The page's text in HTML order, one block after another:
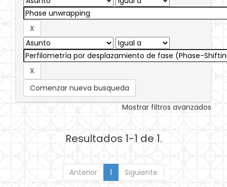
Comenzar nueva busqueda
Mostrar filtros avanzados
Resultados 1-1 de 1.
Anterior 1 Siguiente